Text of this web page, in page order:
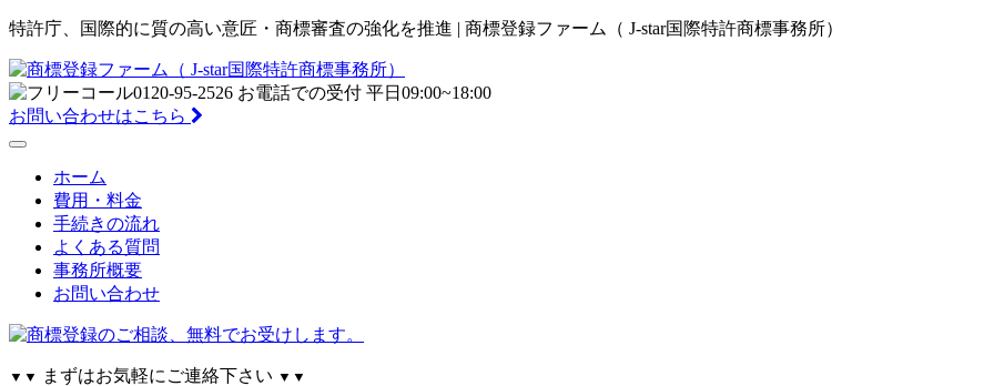
特許庁、国際的に質の高い意匠・商標審査の強化を推進 | 商標登録ファーム（ J-star国際特許商標事務所）
お問い合わせはこちら
ホーム
費用・料金
手続きの流れ
よくある質問
事務所概要
お問い合わせ
▼▼ まずはお気軽にご連絡下さい ▼▼